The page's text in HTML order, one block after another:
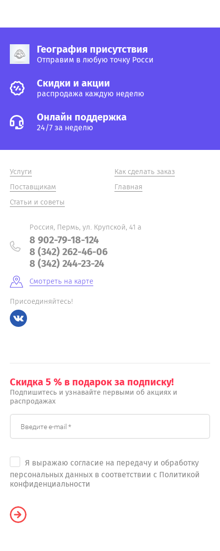
География присутствия
Отправим в любую точку Росси
Cкидки и акции
распродажа каждую неделю
Онлайн поддержка
24/7 за неделю
Услуги
Поставщикам
Статьи и советы
Как сделать заказ
Главная
Россия, Пермь, ул. Крупской, 41 а
8 902-79-18-124
8 (342) 262-46-06
8 (342) 244-23-24
Смотреть на карте
Присоединяйтесь!
Скидка 5 % в подарок за подписку!
Подпишитесь и узнавайте первыми об акциях и
распродажах
Я выражаю согласие на передачу и обработку
персональных данных в соответствии с Политикой
конфиденциальности